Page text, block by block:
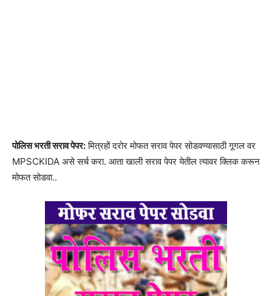
पोलिस भरती सराव पेपर:मित्रहों दरोर मोफत सराव पेपर सोडवण्यासाठी गूगल वर
MPSCKIDA असे सर्च करा. आता खाली सराव पेपर येतील त्यावर क्लिक करून
मोफत सोडवा..